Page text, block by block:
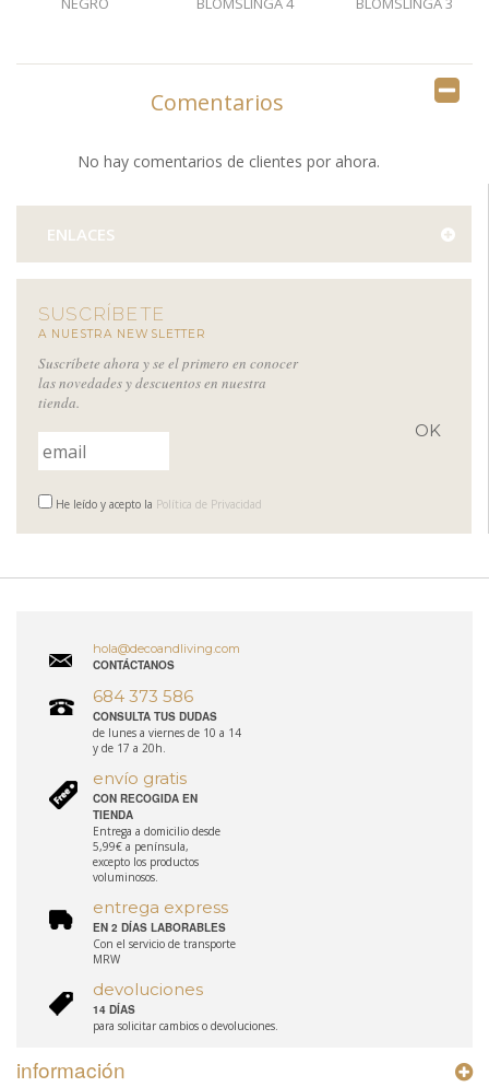
Comentarios
No hay comentarios de clientes por ahora.
ENLACES
SUSCRÍBETE
A NUESTRA NEWSLETTER
Suscríbete ahora y se el primero en conocer
las novedades y descuentos en nuestra
tienda.
He leído y acepto la Política de Privacidad
hola@decoandliving.com
CONTÁCTANOS
684 373 586
CONSULTA TUS DUDAS
de lunes a viernes de 10 a 14
y de 17 a 20h.
envío gratis
CON RECOGIDA EN
TIENDA
Entrega a domicilio desde
5,99€ a península,
excepto los productos
voluminosos.
entrega express
EN 2 DÍAS LABORABLES
Con el servicio de transporte
MRW
devoluciones
14 DÍAS
para solicitar cambios o devoluciones.
información